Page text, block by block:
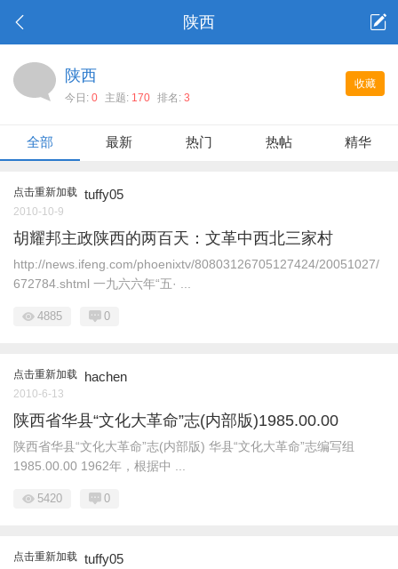
陕西
收藏
陕西
今日: 0 主题: 170 排名: 3
全部 最新 热门 热帖 精华
点击重新加载 tuffy05
2010-10-9
胡耀邦主政陕西的两百天：文革中西北三家村
http://news.ifeng.com/phoenixtv/80803126705127424/20051027/
672784.shtml 一九六六年“五· ...
4885 0
点击重新加载 hachen
2010-6-13
陕西省华县“文化大革命”志(内部版)1985.00.00
陕西省华县“文化大革命”志(内部版) 华县“文化大革命”志编写组
1985.00.00 1962年，根据中 ...
5420 0
点击重新加载 tuffy05